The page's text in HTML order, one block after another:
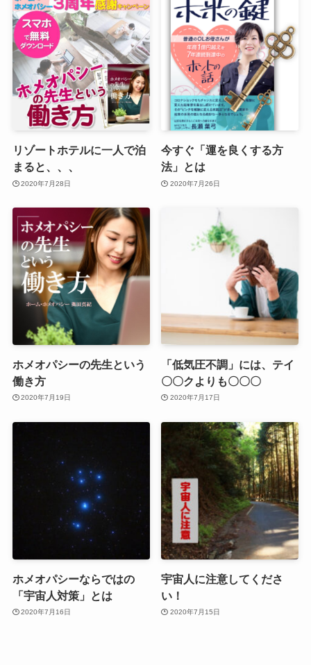
リゾートホテルに一人で泊
まると、、、
2020年7月28日
今すぐ「運を良くする方
法」とは
2020年7月26日
ホメオパシーの先生という
働き方
2020年7月19日
「低気圧不調」には、テイ
〇〇クよりも〇〇〇
2020年7月17日
ホメオパシーならではの
「宇宙人対策」とは
2020年7月16日
宇宙人に注意してくださ
い！
2020年7月15日